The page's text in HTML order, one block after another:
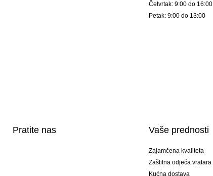
Četvrtak: 9:00 do 16:00
Petak: 9:00 do 13:00
Pratite nas Vaše prednosti
Zajamčena kvaliteta
Zaštitna odjeća vratara
Kućna dostava